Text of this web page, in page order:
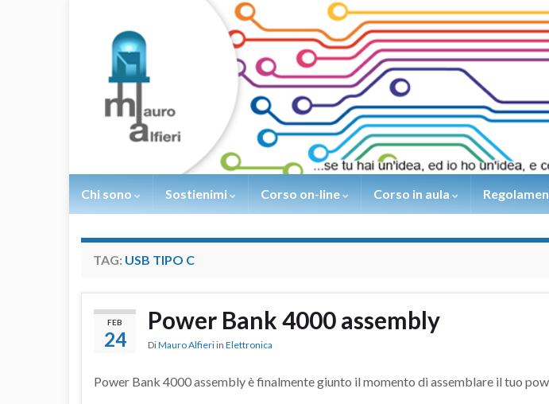
Chi sono Sostienimi Corso on-line Corso in aula
TAG: USB TIPO C
FEB
24
Power Bank 4000 assembly
DiMauro Alfieri in Elettronica
Power Bank 4000 assembly è finalmente giunto il momento di assemblare il tuo